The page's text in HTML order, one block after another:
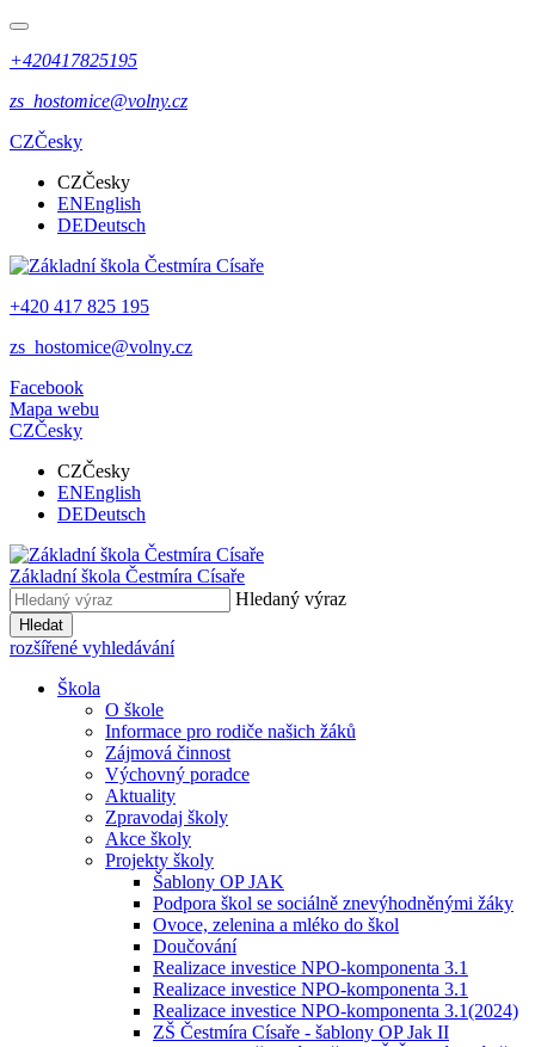
+420417825195
zs_hostomice@volny.cz
CZČesky
CZČesky
ENEnglish
DEDeutsch
+420 417 825 195
zs_hostomice@volny.cz
Facebook
Mapa webu
CZČesky
CZČesky
ENEnglish
DEDeutsch
Základní škola Čestmíra Císaře
Hledaný výraz
Hledat
rozšířené vyhledávání
Škola
O škole
Informace pro rodiče našich žáků
Zájmová činnost
Výchovný poradce
Aktuality
Zpravodaj školy
Akce školy
Projekty školy
Šablony OP JAK
Podpora škol se sociálně znevýhodněnými žáky
Ovoce, zelenina a mléko do škol
Doučování
Realizace investice NPO-komponenta 3.1
Realizace investice NPO-komponenta 3.1
Realizace investice NPO-komponenta 3.1(2024)
ZŠ Čestmíra Císaře - šablony OP Jak II